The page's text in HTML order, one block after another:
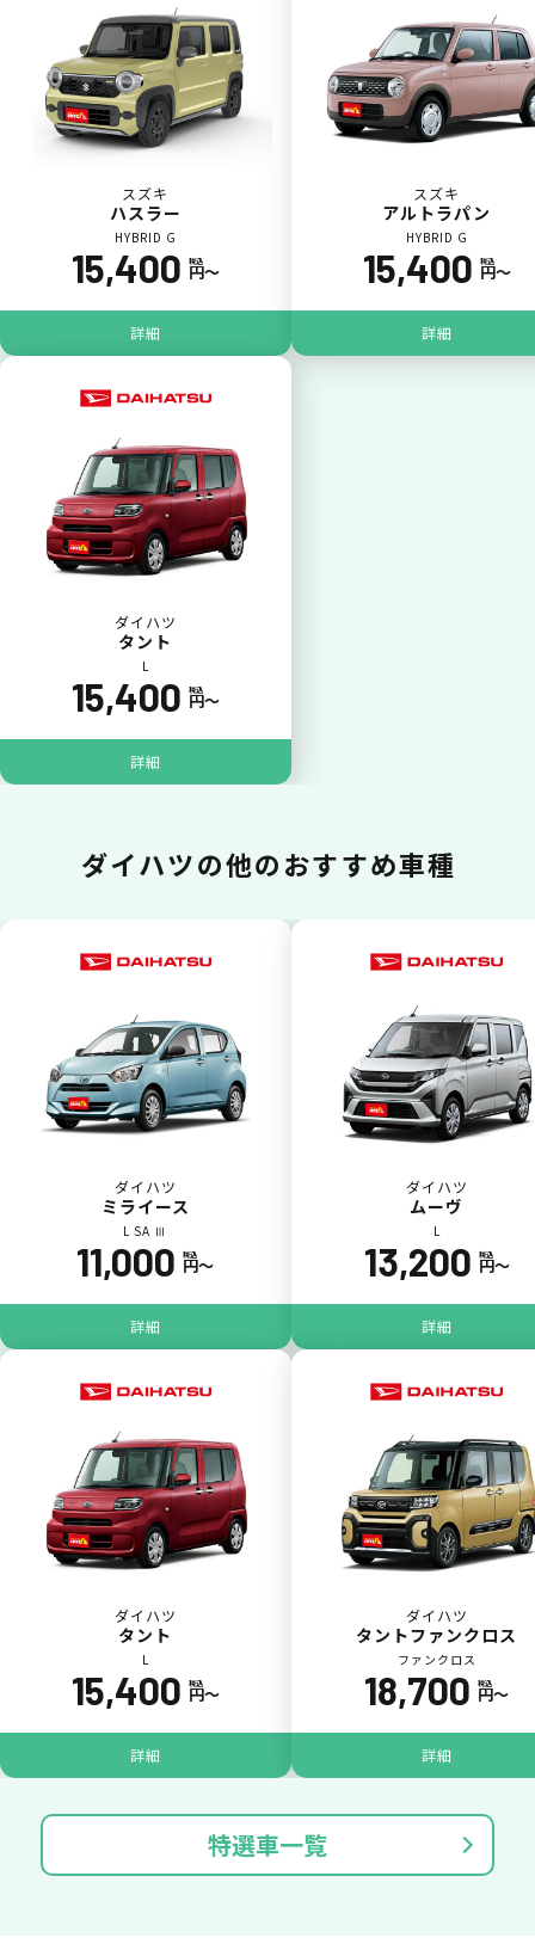
カードで支払い
普段のお買い物同様、お車の月々利用料をカ
ード払いが可能です。
一括払いが可能
いままで難しかったカーリースの利用料金を
一括（一回）払いで可能。
ポイントが貯まる
イントが貯まります。
5
ジョイカル たすカッター3
パンク ガラス破損
スズキ
ハスラー
HYBRID G
15,400 税込
円〜
詳細
スズキ
アルトラパン
HYBRID G
15,400 税込
円〜
詳細
ダイハツ
タント
L
15,400 税込
円〜
詳細
ダイハツの他のおすすめ車種
ダイハツ
ミライース
L SA Ⅲ
11,000 税込
円〜
詳細
ダイハツ
ムーヴ
L
13,200 税込
円〜
詳細
ダイハツ
タント
L
15,400 税込
円〜
詳細
ダイハツ
タントファンクロス
ファンクロス
18,700 税込
円〜
詳細
特選車一覧